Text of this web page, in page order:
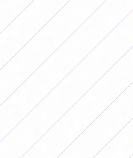
SUB 19:
San Luis 5-0 Lanús (
Agus Salinas,
Bocar 3-1
Francesca
San Lorenzo 1-0 UAI
Rosario 7-0 Ferro
Cordoba, en contra)